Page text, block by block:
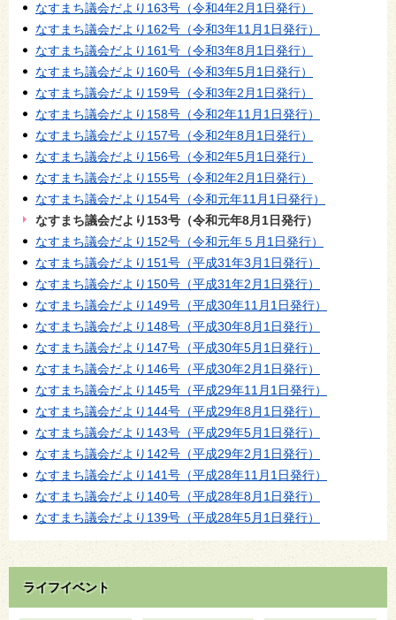
なすまち議会だより163号（令和4年2月1日発行）
なすまち議会だより162号（令和3年11月1日発行）
なすまち議会だより161号（令和3年8月1日発行）
なすまち議会だより160号（令和3年5月1日発行）
なすまち議会だより159号（令和3年2月1日発行）
なすまち議会だより158号（令和2年11月1日発行）
なすまち議会だより157号（令和2年8月1日発行）
なすまち議会だより156号（令和2年5月1日発行）
なすまち議会だより155号（令和2年2月1日発行）
なすまち議会だより154号（令和元年11月1日発行）
なすまち議会だより153号（令和元年8月1日発行）
なすまち議会だより152号（令和元年５月1日発行）
なすまち議会だより151号（平成31年3月1日発行）
なすまち議会だより150号（平成31年2月1日発行）
なすまち議会だより149号（平成30年11月1日発行）
なすまち議会だより148号（平成30年8月1日発行）
なすまち議会だより147号（平成30年5月1日発行）
なすまち議会だより146号（平成30年2月1日発行）
なすまち議会だより145号（平成29年11月1日発行）
なすまち議会だより144号（平成29年8月1日発行）
なすまち議会だより143号（平成29年5月1日発行）
なすまち議会だより142号（平成29年2月1日発行）
なすまち議会だより141号（平成28年11月1日発行）
なすまち議会だより140号（平成28年8月1日発行）
なすまち議会だより139号（平成28年5月1日発行）
ライフイベント